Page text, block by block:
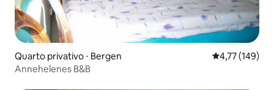
Quarto privativo ⋅ Bergen 4,77 de uma
4,77 (149)
Annehelenes B&B